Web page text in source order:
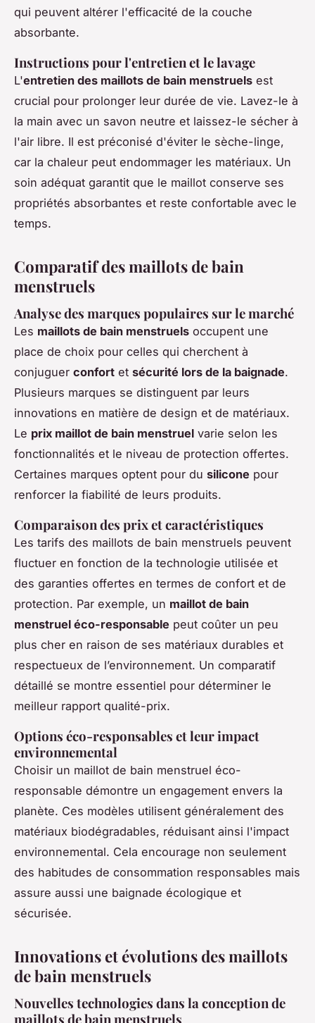
qui peuvent altérer l'efficacité de la couche
absorbante.
Instructions pour l'entretien et le lavage
L'entretien des maillots de bain menstruels est
crucial pour prolonger leur durée de vie. Lavez-le à
la main avec un savon neutre et laissez-le sécher à
l'air libre. Il est préconisé d'éviter le sèche-linge,
car la chaleur peut endommager les matériaux. Un
soin adéquat garantit que le maillot conserve ses
propriétés absorbantes et reste confortable avec le
temps.
Comparatif des maillots de bain
menstruels
Analyse des marques populaires sur le marché
Les maillots de bain menstruels occupent une
place de choix pour celles qui cherchent à
conjuguer confort et sécurité lors de la baignade.
Plusieurs marques se distinguent par leurs
innovations en matière de design et de matériaux.
Le prix maillot de bain menstruel varie selon les
fonctionnalités et le niveau de protection offertes.
Certaines marques optent pour du silicone pour
renforcer la fiabilité de leurs produits.
Comparaison des prix et caractéristiques
Les tarifs des maillots de bain menstruels peuvent
fluctuer en fonction de la technologie utilisée et
des garanties offertes en termes de confort et de
protection. Par exemple, un maillot de bain
menstruel éco-responsable peut coûter un peu
plus cher en raison de ses matériaux durables et
respectueux de l’environnement. Un comparatif
détaillé se montre essentiel pour déterminer le
meilleur rapport qualité-prix.
Options éco-responsables et leur impact
environnemental
Choisir un maillot de bain menstruel éco-
responsable démontre un engagement envers la
planète. Ces modèles utilisent généralement des
matériaux biodégradables, réduisant ainsi l'impact
environnemental. Cela encourage non seulement
des habitudes de consommation responsables mais
assure aussi une baignade écologique et
sécurisée.
Innovations et évolutions des maillots
de bain menstruels
Nouvelles technologies dans la conception de
maillots de bain menstruels